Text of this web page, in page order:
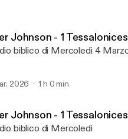
Johnson - 1
biblico di Mercoledì 4
2026 1 h 0 min
Johnson - 1
biblico di Mercoledì